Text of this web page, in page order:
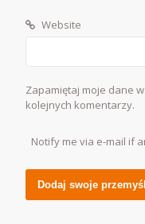
Website
Zapamiętaj moje dane
kolejnych komentarzy.
Notify me via e-mail if